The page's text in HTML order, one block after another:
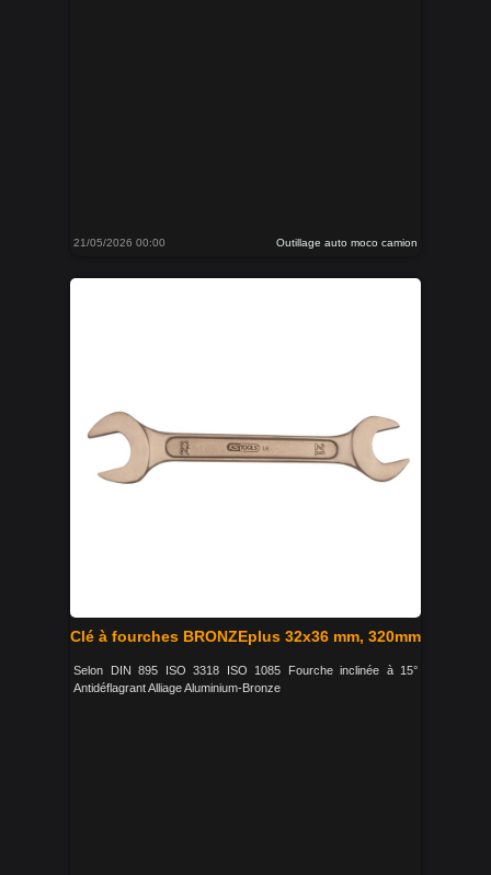
21/05/2026 00:00 Outillage auto moco camion
Clé à fourches BRONZEplus 32x36 mm, 320mm
Selon DIN 895 ISO 3318 ISO 1085 Fourche inclinée à 15°
Antidéflagrant Alliage Aluminium-Bronze